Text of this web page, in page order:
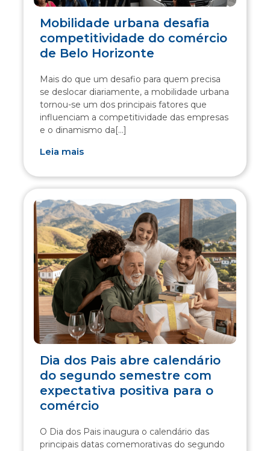
Mobilidade urbana desafia
competitividade do comércio
de Belo Horizonte
Mais do que um desafio para quem precisa
se deslocar diariamente, a mobilidade urbana
tornou-se um dos principais fatores que
influenciam a competitividade das empresas
e o dinamismo da[...]
Leia mais
Dia dos Pais abre calendário
do segundo semestre com
expectativa positiva para o
comércio
O Dia dos Pais inaugura o calendário das
principais datas comemorativas do segundo